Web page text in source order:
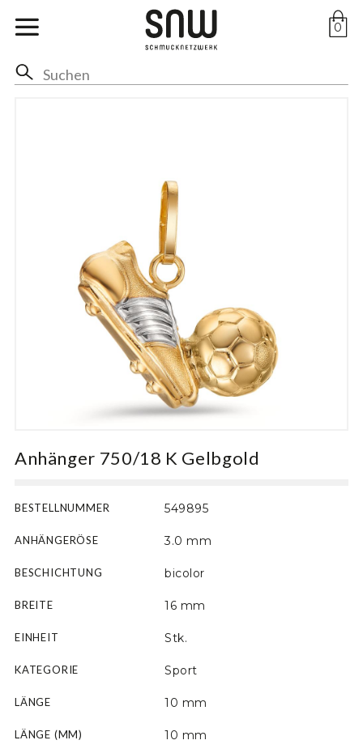
Marken
Ringe
Arm
Fuss
Braut
Motiv
0
Anhänger 750/18 K Gelbgold
BESTELLNUMMER 549895
ANHÄNGERÖSE 3.0 mm
BESCHICHTUNG bicolor
BREITE 16 mm
EINHEIT Stk.
KATEGORIE Sport
LÄNGE 10 mm
LÄNGE (MM) 10 mm